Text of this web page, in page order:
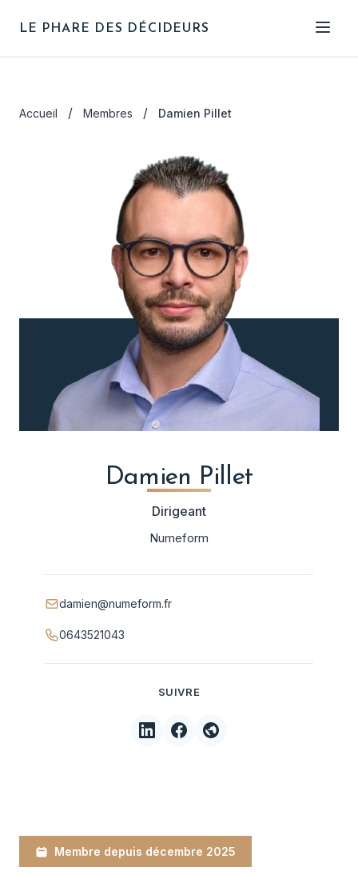
LE PHARE DES DÉCIDEURS
NOUS REJOINDRE
Accueil / Membres / Damien Pillet
Damien Pillet
Dirigeant
Numeform
damien@numeform.fr
0643521043
SUIVRE
Membre depuis décembre 2025